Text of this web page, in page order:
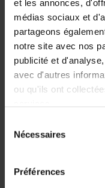
et les annonces,
médias sociaux et
partageons
notre site avec nos
publicité et
avec d'autres
ou qu'ils ont
Nécessaires
Préférences
Le patient reste
préservée.
Cette talonnière anti-
à mémoire de forme
Elle se maintient au pied
nylon.
Composition :
• Mousse : Polyuréthane
• Bande auto-agrippante :
Entretien :
• Mousse : éponge et